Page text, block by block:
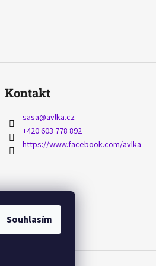
Souhlasím
Kontakt
sasa@avlka.cz
+420 603 778 892
https://www.facebook.com/avlka